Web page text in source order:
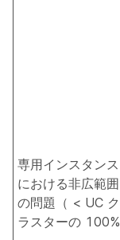
専用インスタンス
における非広範囲
の問題（ < UC ク
ラスターの 100%